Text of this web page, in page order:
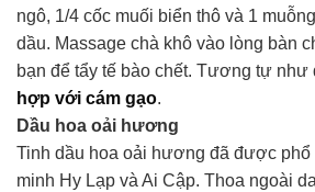
ngô, 1/4 cốc muối biển thô và 1
dầu. Massage chà khô vào lòng bàn
bạn để tẩy tế bào chết. Tương tự như
hợp với cám gạo.
Dầu hoa oải hương
Tinh dầu hoa oải hương đã được phổ
minh Hy Lạp và Ai Cập. Thoa ngoài